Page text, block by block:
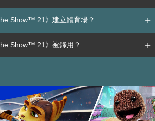
Show™ 21》建立體育場？
Show™ 21》被錄用？